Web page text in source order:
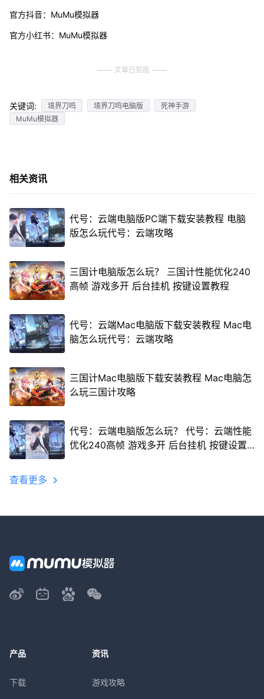
官方抖音：MuMu模拟器
官方小红书：MuMu模拟器
文章已到底
关键词: 境界刀鸣 境界刀鸣电脑版
死神手游
MuMu模拟器
相关资讯
代号：云端电脑版PC端下载安装教程 电脑
版怎么玩代号：云端攻略
三国计电脑版怎么玩？ 三国计性能优化240
高帧 游戏多开 后台挂机 按键设置教程
代号：云端Mac电脑版下载安装教程 Mac电
脑怎么玩代号：云端攻略
三国计Mac电脑版下载安装教程 Mac电脑怎
么玩三国计攻略
代号：云端电脑版怎么玩？ 代号：云端性能
优化240高帧 游戏多开 后台挂机 按键设置
查看更多
产品
下载
资讯
游戏攻略